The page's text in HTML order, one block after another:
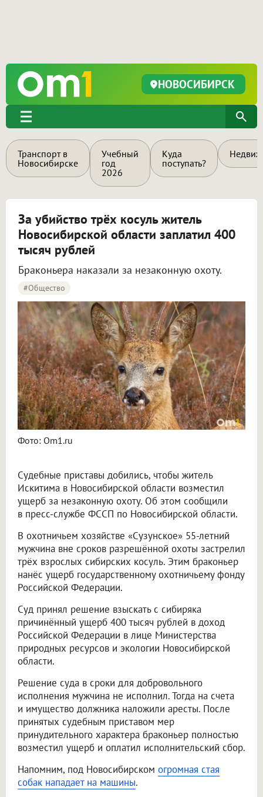
НОВОСИБИРСК
Транспорт в
Новосибирске
Учебный
год
2026
Куда
поступать?
За убийство трёх косуль житель
Новосибирской области заплатил 400
тысяч рублей
Браконьера наказали за незаконную охоту.
#Общество
Фото: Om1.ru
Судебные приставы добились, чтобы житель
Искитима в Новосибирской области возместил
ущерб за незаконную охоту. Об этом сообщили
в пресс-службе ФССП по Новосибирской области.
В охотничьем хозяйстве «Сузунское» 55-летний
мужчина вне сроков разрешённой охоты застрелил
трёх взрослых сибирских косуль. Этим браконьер
нанёс ущерб государственному охотничьему фонду
Российской Федерации.
Суд принял решение взыскать с сибиряка
причинённый ущерб 400 тысяч рублей в доход
Российской Федерации в лице Министерства
природных ресурсов и экологии Новосибирской
области.
Решение суда в сроки для добровольного
исполнения мужчина не исполнил. Тогда на счета
и имущество должника наложили аресты. После
принятых судебным приставом мер
принудительного характера браконьер полностью
возместил ущерб и оплатил исполнительский сбор.
Напомним, под Новосибирском огромная стая
собак нападает на машины.